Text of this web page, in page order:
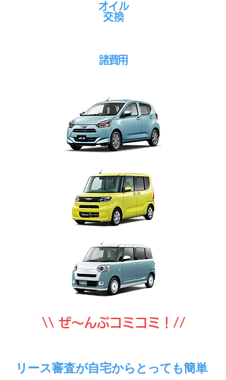
オイル
​交換
諸費用
\\ ぜ～んぶコミコミ！//
リース審査が自宅からとっても簡単